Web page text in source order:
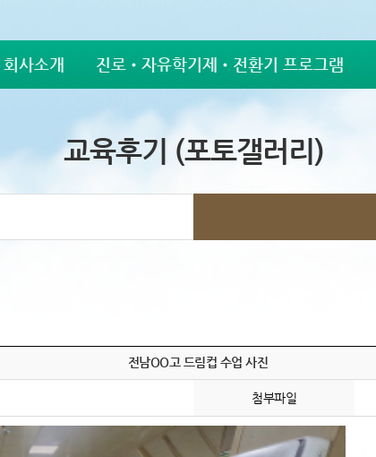
회사소개 진로•자유학기제•전환기 프로그램
교육후기 (포토갤러리)
전남OO고 드림컵 수업 사진
첨부파일